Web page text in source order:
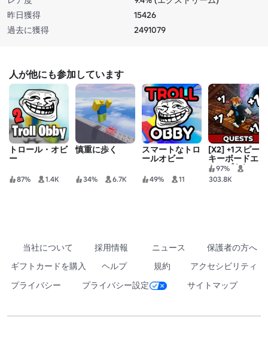
昨日獲得
15426
過去に獲得
2491079
人が他にも参加しています
トロール・オビ
ー
87% 1.4K
慎重に歩く
34% 6.7K
スマートなトロ
ールオビー
49% 11
[X2] +1スピード
キーボードエス
ケープ | キャン
ディとチョコレ
ート
97%
303.8K
当社について 採用情報 ニュース
保護者の方へ
ギフトカードを購入
ヘルプ 規約
アクセシビリティ
プライバシー
プライバシー設定 サイトマップ